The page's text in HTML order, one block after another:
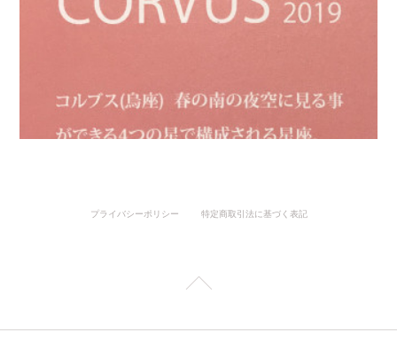
プライバシーポリシー 特定商取引法に基づく表記